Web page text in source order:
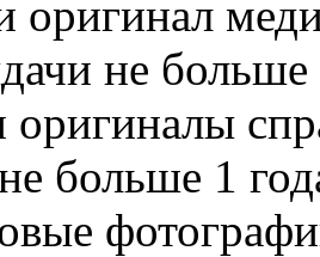
оригинал
не больше
оригиналы
больше 1